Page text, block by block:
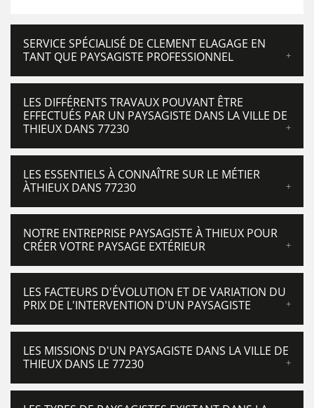
SERVICE SPÉCIALISÉ DE CLEMENT ELAGAGE EN
TANT QUE PAYSAGISTE PROFESSIONNEL
LES DIFFÉRENTS TRAVAUX POUVANT ÊTRE
EFFECTUÉS PAR UN PAYSAGISTE DANS LA VILLE DE
THIEUX DANS 77230
LES ESSENTIELS À CONNAÎTRE SUR LE MÉTIER
ÀTHIEUX DANS 77230
NOTRE ENTREPRISE PAYSAGISTE À THIEUX POUR
CRÉER VOTRE PAYSAGE EXTÉRIEUR
LES FACTEURS D'ÉVOLUTION ET DE VARIATION DU
PRIX DE L'INTERVENTION D'UN PAYSAGISTE
LES MISSIONS D'UN PAYSAGISTE DANS LA VILLE DE
THIEUX DANS LE 77230